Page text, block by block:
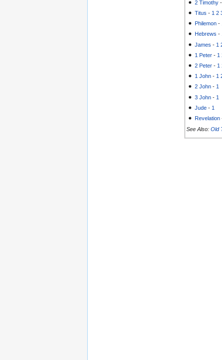
2 Timothy
Titus - 1 2
Philemon -
Hebrews -
James - 1
1 Peter - 1
2 Peter - 1
1 John - 1
2 John - 1
3 John - 1
Jude - 1
Revelation
See Also: Old